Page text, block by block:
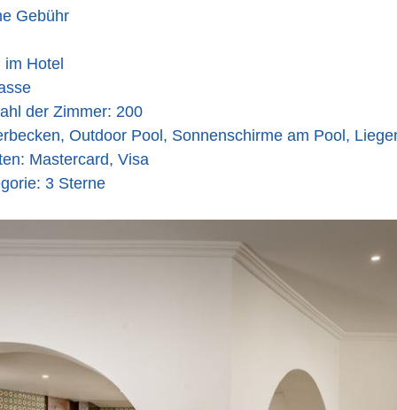
Gebühr
Hotel
der Zimmer: 200
Outdoor Pool, Sonnenschirme am Pool,
Mastercard, Visa
3 Sterne